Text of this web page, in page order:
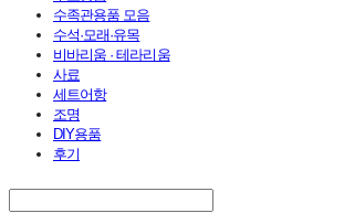
수족관용품 모음
수석·모래·유목
비바리움 · 테라리움
사료
세트어항
조명
DIY용품
후기